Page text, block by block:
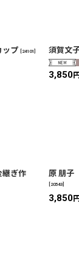
ップ 24101 須賀文
3,850円
ぎ作
原 朋子
[20543]
3,850